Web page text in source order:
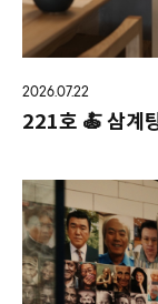
2026.07.22
221호 🍝 삼계